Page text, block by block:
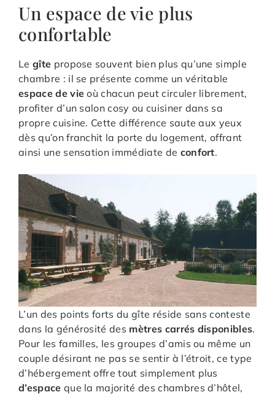
Un espace de vie plus
confortable
Le gîte propose souvent bien plus qu’une simple
chambre : il se présente comme un véritable
espace de vie où chacun peut circuler librement,
profiter d’un salon cosy ou cuisiner dans sa
propre cuisine. Cette différence saute aux yeux
dès qu’on franchit la porte du logement, offrant
ainsi une sensation immédiate de confort.
L’un des points forts du gîte réside sans conteste
dans la générosité des mètres carrés disponibles.
Pour les familles, les groupes d’amis ou même un
couple désirant ne pas se sentir à l’étroit, ce type
d’hébergement offre tout simplement plus
d’espace que la majorité des chambres d’hôtel,